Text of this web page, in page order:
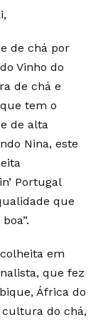
de chá por
Vinho do
de chá e
tem o
de alta
Nina, este
Portugal
que
em
que fez
África do
cultura do chá,